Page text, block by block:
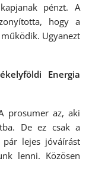
pénzt. A
hogy a
Ugyanezt
Energia
prosumer az, aki
De ez csak a
lejes jóváírást
lenni. Közösen